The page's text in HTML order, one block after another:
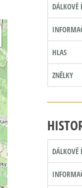
DÁLKOVĚ
HLAS
ZNĚLKY
DÁLKOVĚ